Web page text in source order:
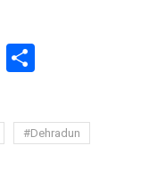
Share
#Dehradun